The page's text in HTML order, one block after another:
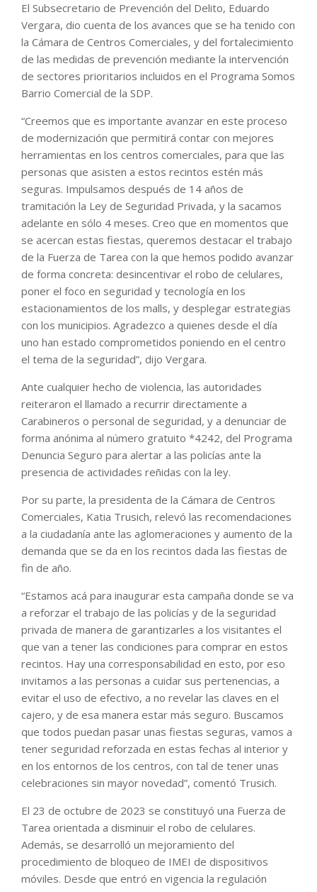
El Subsecretario de Prevención del Delito, Eduardo
Vergara, dio cuenta de los avances que se ha tenido con
la Cámara de Centros Comerciales, y del fortalecimiento
de las medidas de prevención mediante la intervención
de sectores prioritarios incluidos en el Programa Somos
Barrio Comercial de la SDP.
“Creemos que es importante avanzar en este proceso
de modernización que permitirá contar con mejores
herramientas en los centros comerciales, para que las
personas que asisten a estos recintos estén más
seguras. Impulsamos después de 14 años de
tramitación la Ley de Seguridad Privada, y la sacamos
adelante en sólo 4 meses. Creo que en momentos que
se acercan estas fiestas, queremos destacar el trabajo
de la Fuerza de Tarea con la que hemos podido avanzar
de forma concreta: desincentivar el robo de celulares,
poner el foco en seguridad y tecnología en los
estacionamientos de los malls, y desplegar estrategias
con los municipios. Agradezco a quienes desde el día
uno han estado comprometidos poniendo en el centro
el tema de la seguridad”, dijo Vergara.
Ante cualquier hecho de violencia, las autoridades
reiteraron el llamado a recurrir directamente a
Carabineros o personal de seguridad, y a denunciar de
forma anónima al número gratuito *4242, del Programa
Denuncia Seguro para alertar a las policías ante la
presencia de actividades reñidas con la ley.
Por su parte, la presidenta de la Cámara de Centros
Comerciales, Katia Trusich, relevó las recomendaciones
a la ciudadanía ante las aglomeraciones y aumento de la
demanda que se da en los recintos dada las fiestas de
fin de año.
“Estamos acá para inaugurar esta campaña donde se va
a reforzar el trabajo de las policías y de la seguridad
privada de manera de garantizarles a los visitantes el
que van a tener las condiciones para comprar en estos
recintos. Hay una corresponsabilidad en esto, por eso
invitamos a las personas a cuidar sus pertenencias, a
evitar el uso de efectivo, a no revelar las claves en el
cajero, y de esa manera estar más seguro. Buscamos
que todos puedan pasar unas fiestas seguras, vamos a
tener seguridad reforzada en estas fechas al interior y
en los entornos de los centros, con tal de tener unas
celebraciones sin mayor novedad”, comentó Trusich.
El 23 de octubre de 2023 se constituyó una Fuerza de
Tarea orientada a disminuir el robo de celulares.
Además, se desarrolló un mejoramiento del
procedimiento de bloqueo de IMEI de dispositivos
móviles. Desde que entró en vigencia la regulación